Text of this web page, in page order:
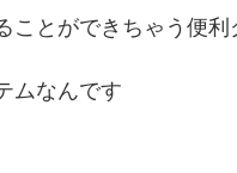
ことができちゃう便利
ムなんです